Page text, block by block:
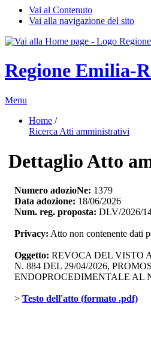
Vai al Contenuto
Vai alla navigazione del sito
Regione Emilia-
Menu
Home /
Ricerca Atti amministrativi
Dettaglio Atto
Numero adozioNe: 1379
Data adozione: 18/06/2026
Num. reg. proposta: DLV/2026/
Privacy: Atto non contenente dati
Oggetto: REVOCA DEL VISTO
N. 884 DEL 29/04/2026,
ENDOPROCEDIMENTALE AL
> Testo dell'atto (formato .pdf)